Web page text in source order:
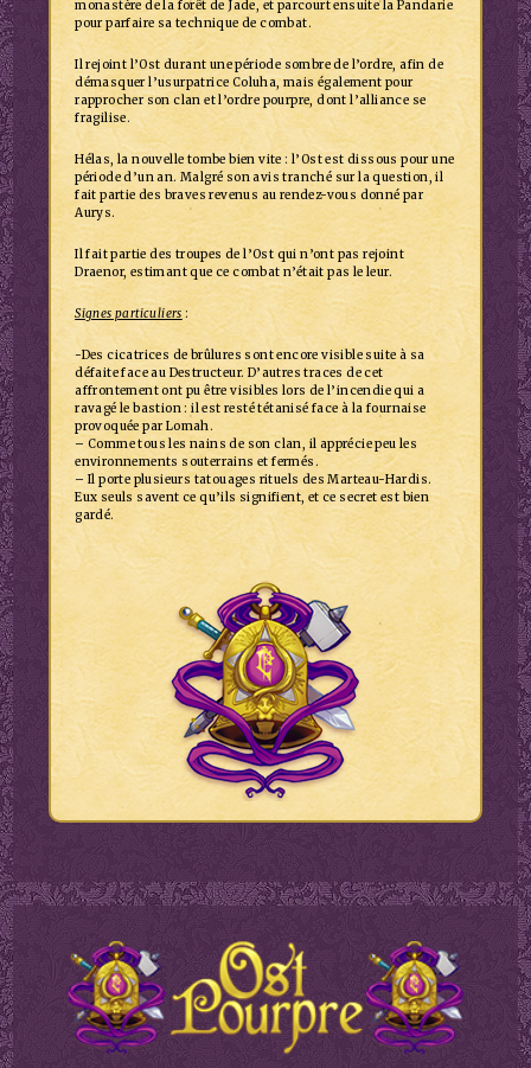
monastère de la forêt de Jade, et parcourt ensuite la Pandarie
pour parfaire sa technique de combat.
Il rejoint l’Ost durant une période sombre de l’ordre, afin de
démasquer l’usurpatrice Coluha, mais également pour
rapprocher son clan et l’ordre pourpre, dont l’alliance se
fragilise.
Hélas, la nouvelle tombe bien vite : l’Ost est dissous pour une
période d’un an. Malgré son avis tranché sur la question, il
fait partie des braves revenus au rendez-vous donné par
Aurys.
Il fait partie des troupes de l’Ost qui n’ont pas rejoint
Draenor, estimant que ce combat n’était pas le leur.
Signes particuliers :
-Des cicatrices de brûlures sont encore visible suite à sa
défaite face au Destructeur. D’autres traces de cet
affrontement ont pu être visibles lors de l’incendie qui a
ravagé le bastion : il est resté tétanisé face à la fournaise
provoquée par Lomah.
– Comme tous les nains de son clan, il apprécie peu les
environnements souterrains et fermés.
– Il porte plusieurs tatouages rituels des Marteau-Hardis.
Eux seuls savent ce qu’ils signifient, et ce secret est bien
gardé.